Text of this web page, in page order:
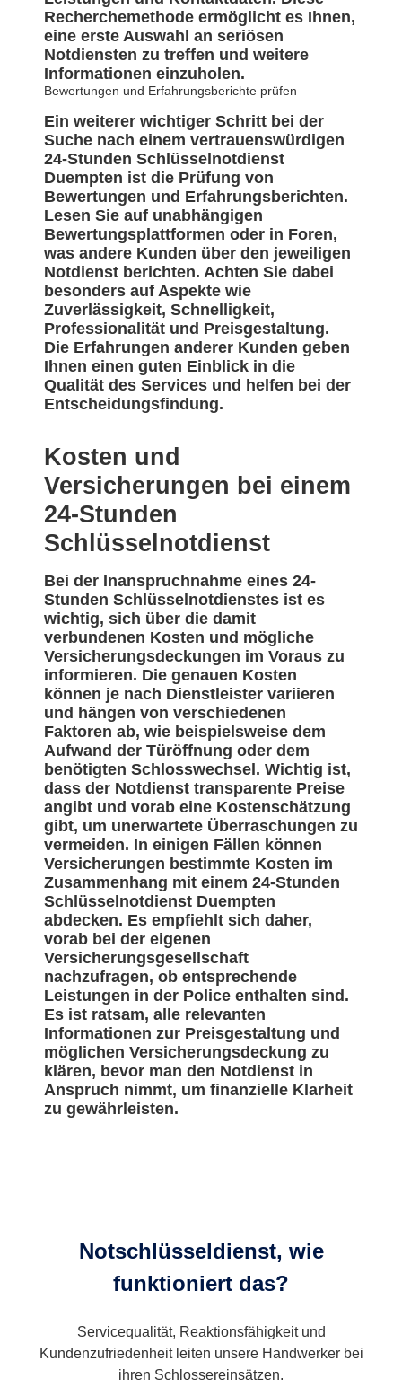
Recherchemethode ermöglicht es Ihnen,
eine erste Auswahl an seriösen
Notdiensten zu treffen und weitere
Informationen einzuholen.
Bewertungen und Erfahrungsberichte prüfen
Ein weiterer wichtiger Schritt bei der
Suche nach einem vertrauenswürdigen
24-Stunden Schlüsselnotdienst
Duempten ist die Prüfung von
Bewertungen und Erfahrungsberichten.
Lesen Sie auf unabhängigen
Bewertungsplattformen oder in Foren,
was andere Kunden über den jeweiligen
Notdienst berichten. Achten Sie dabei
besonders auf Aspekte wie
Zuverlässigkeit, Schnelligkeit,
Professionalität und Preisgestaltung.
Die Erfahrungen anderer Kunden geben
Ihnen einen guten Einblick in die
Qualität des Services und helfen bei der
Entscheidungsfindung.
Kosten und
Versicherungen bei einem
24-Stunden
Schlüsselnotdienst
Bei der Inanspruchnahme eines 24-
Stunden Schlüsselnotdienstes ist es
wichtig, sich über die damit
verbundenen Kosten und mögliche
Versicherungsdeckungen im Voraus zu
informieren. Die genauen Kosten
können je nach Dienstleister variieren
und hängen von verschiedenen
Faktoren ab, wie beispielsweise dem
Aufwand der Türöffnung oder dem
benötigten Schlosswechsel. Wichtig ist,
dass der Notdienst transparente Preise
angibt und vorab eine Kostenschätzung
gibt, um unerwartete Überraschungen zu
vermeiden. In einigen Fällen können
Versicherungen bestimmte Kosten im
Zusammenhang mit einem 24-Stunden
Schlüsselnotdienst Duempten
abdecken. Es empfiehlt sich daher,
vorab bei der eigenen
Versicherungsgesellschaft
nachzufragen, ob entsprechende
Leistungen in der Police enthalten sind.
Es ist ratsam, alle relevanten
Informationen zur Preisgestaltung und
möglichen Versicherungsdeckung zu
klären, bevor man den Notdienst in
Anspruch nimmt, um finanzielle Klarheit
zu gewährleisten.
Notschlüsseldienst, wie
funktioniert das?
Servicequalität, Reaktionsfähigkeit und
Kundenzufriedenheit leiten unsere Handwerker bei
ihren Schlossereinsätzen.